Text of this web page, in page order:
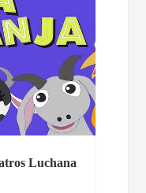
Luchana